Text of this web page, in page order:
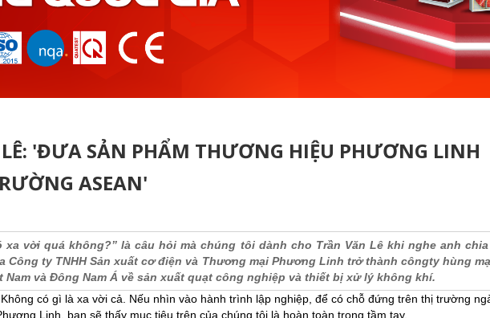
'ĐƯA SẢN PHẨM THƯƠNG HIỆU PHƯƠNG LINH
ASEAN'
xa vời quá không?” là câu hỏi mà chúng tôi dành cho Trần Văn Lê khi nghe anh
Công ty TNHH Sản xuất cơ điện và Thương mại Phương Linh trở thành côngty hùng
Nam và Đông Nam Á về sản xuất quạt công nghiệp và thiết bị xử lý không khí.
có gì là xa vời cả. Nếu nhìn vào hành trình lập nghiệp, để có chỗ đứng trên thị trường
Linh, bạn sẽ thấy mục tiêu trên của chúng tôi là hoàn toàn trong tầm tay.